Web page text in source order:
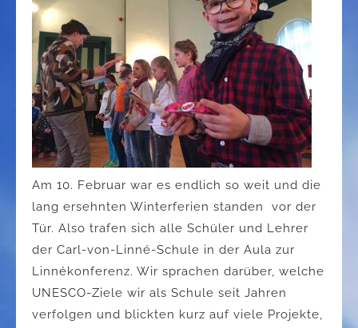
Am 10. Februar war es endlich so weit und die
lang ersehnten Winterferien standen vor der
Tür. Also trafen sich alle Schüler und Lehrer
der Carl-von-Linné-Schule in der Aula zur
Linnékonferenz. Wir sprachen darüber, welche
UNESCO-Ziele wir als Schule seit Jahren
verfolgen und blickten kurz auf viele Projekte,